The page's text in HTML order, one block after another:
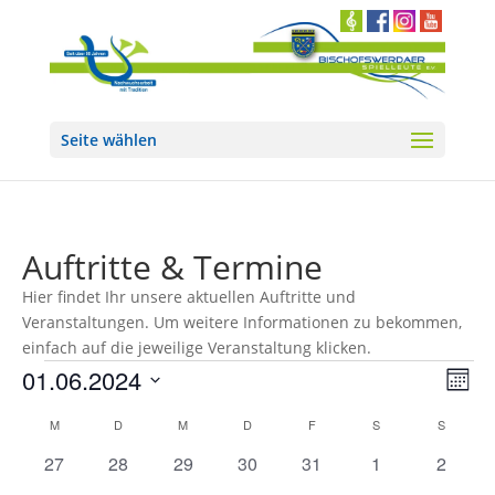
Seite wählen
Auftritte & Termine
Hier findet Ihr unsere aktuellen Auftritte und
Veranstaltungen. Um weitere Informationen zu bekommen,
einfach auf die jeweilige Veranstaltung klicken.
Veranstaltungen Monat
01.06.2024
wählen.
Kalender
von
MMONTAG D DIENSTAGM MITTWOCH
DDONNERSTAG
FFREITAG S SAMSTAGS
0
27
0
28
0
29
0
30
0
31
0
1
0
2